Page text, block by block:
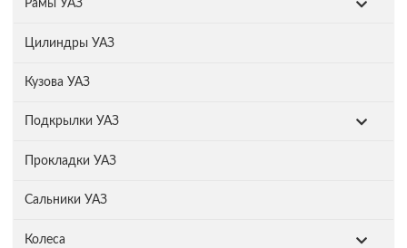
Рамы УАЗ
Цилиндры УАЗ
Кузова УАЗ
Подкрылки УАЗ
Прокладки УАЗ
Сальники УАЗ
Колеса